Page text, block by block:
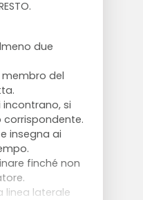
due
membro del
si
insegna ai
finché non
linea laterale